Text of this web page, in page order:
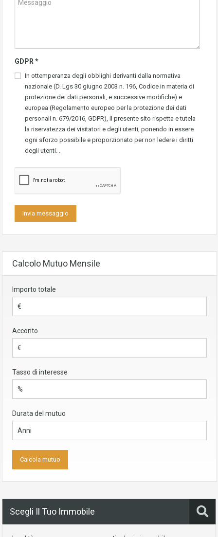
GDPR *
In ottemperanza degli obblighi derivanti dalla normativa
nazionale (D. Lgs 30 giugno 2003 n. 196, Codice in materia di
protezione dei dati personali, e successive modifiche) e
europea (Regolamento europeo per la protezione dei dati
personali n. 679/2016, GDPR), il presente sito rispetta e tutela
la riservatezza dei visitatori e degli utenti, ponendo in essere
ogni sforzo possibile e proporzionato per non ledere i diritti
degli utenti. .
Calcolo Mutuo Mensile
Importo totale
Acconto
Tasso di interesse
Durata del mutuo
Scegli Il Tuo Immobile